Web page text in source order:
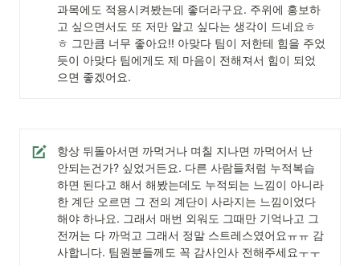
과목에도 적용시켜봤는데 좋더라구요. 주위에 홍보하
고 싶으면서도 또 저만 알고 싶다는 생각이 드네요ㅎ
ㅎ 그만큼 너무 좋아요!! 아맞다 팀이 저한테 힘을 주었
듯이 아맞다 팀에게도 제 마음이 전해져서 힘이 되었
으면 좋겠어요.
항상 뒤돌아서면 까먹거나 며칠 지나면 까먹어서 난
안되는건가? 싶었거든요. 다른 사람들처럼 누적복습
하면 된다고 해서 해봤는데도 누적되는 느낌이 아니라
한 계단 오르면 그 전의 계단이 사라지는 느낌이었다
해야 하나요. 그래서 매번 외워도 그때만 기억나고 그
전꺼는 다 까먹고 그래서 정말 스트레스였어요ㅠㅠ 감
사합니다. 팀원분들께도 꼭 감사인사 전해주세요ㅜㅜ